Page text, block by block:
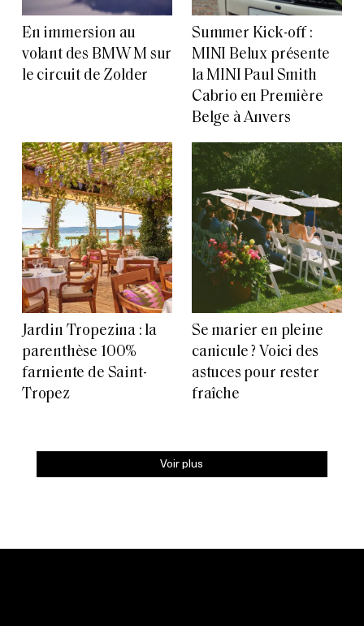
En immersion au
volant des BMW M sur
le circuit de Zolder
Summer Kick-off :
MINI Belux présente
la MINI Paul Smith
Cabrio en Première
Belge à Anvers
Jardin Tropezina : la
parenthèse 100%
farniente de Saint-
Tropez
Se marier en pleine
canicule ? Voici des
astuces pour rester
fraîche
Voir plus